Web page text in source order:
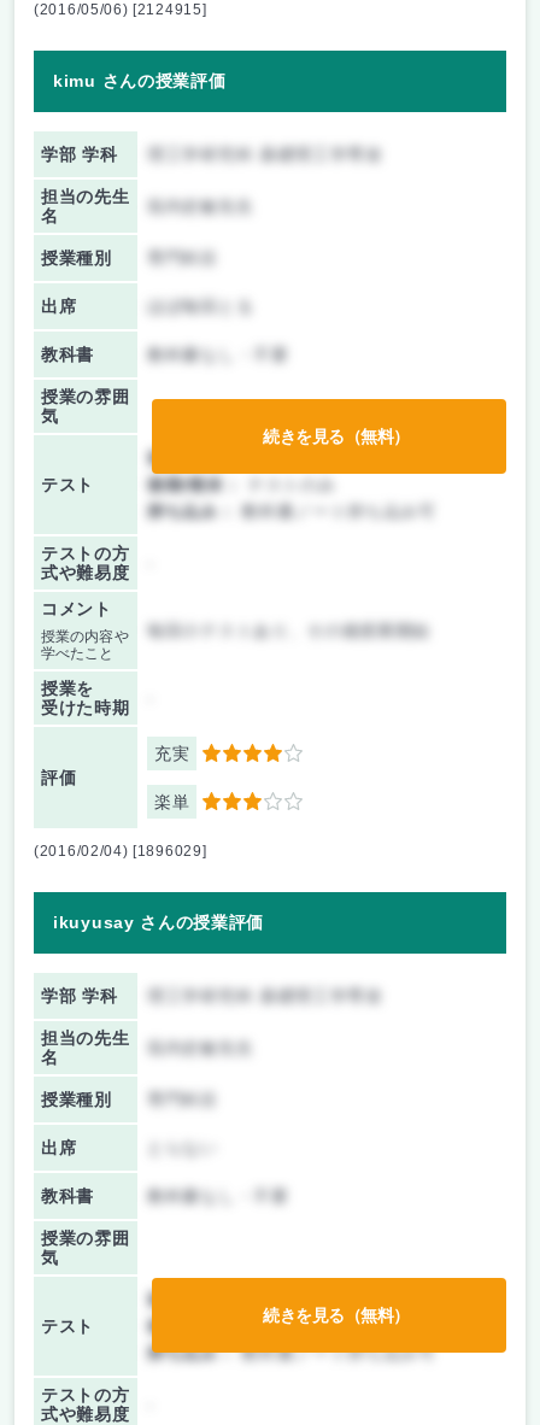
(2016/05/06) [2124915]
kimu さんの授業評価
学部 学科
担当の先生
名
垣内史敏先生
授業種別
出席 ほぼ毎回とる
教科書 教科書なし・不要
授業の雰囲
気
テスト
前期/中間：
後期/期末：
持ち込み：
教科書ノート持ち込み可
テストの方
式や難易度
コメント
授業の内容や
学べたこと
毎回小テストあり、その後授業開始
授業を
受けた時期
評価
充実 4
楽単 3
続きを見る（無料）
(2016/02/04) [1896029]
ikuyusay さんの授業評価
学部 学科
担当の先生
名
垣内史敏先生
授業種別
出席
教科書 教科書なし・不要
授業の雰囲
気
テスト
前期/中間：
後期/期末：
授業無し
持ち込み：教科書ノート持ち込み可
テストの方
式や難易度
続きを見る（無料）